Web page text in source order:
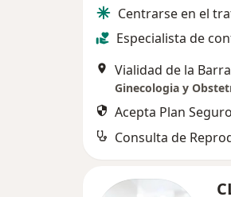
Centrarse en el
Especialista de
Vialidad de la
Acepta Plan Seguro
Consulta de